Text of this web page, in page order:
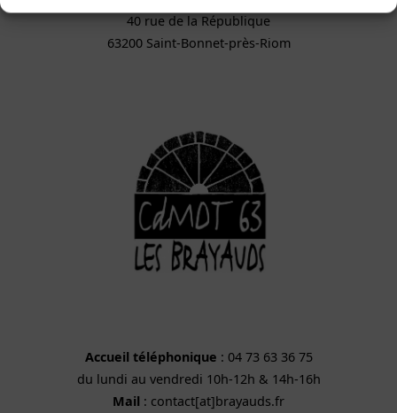
40 rue de la République
63200 Saint-Bonnet-près-Riom
Accueil téléphonique : 04 73 63 36 75
du lundi au vendredi 10h-12h & 14h-16h
Mail : contact[at]brayauds.fr